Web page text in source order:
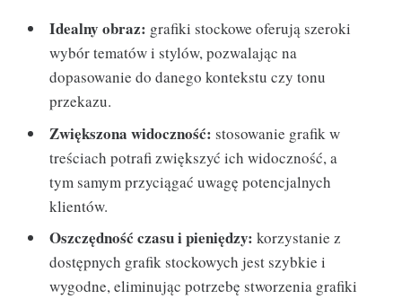
Idealny obraz: grafiki stockowe oferują szeroki
wybór tematów i stylów, pozwalając na
dopasowanie do danego kontekstu czy tonu
przekazu.
Zwiększona widoczność: stosowanie grafik w
treściach potrafi zwiększyć ich widoczność, a
tym samym przyciągać uwagę potencjalnych
klientów.
Oszczędność czasu i pieniędzy: korzystanie z
dostępnych grafik stockowych jest szybkie i
wygodne, eliminując potrzebę stworzenia grafiki